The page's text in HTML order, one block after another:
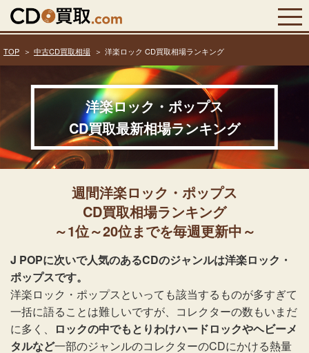
TOP 中古CD買取相場 洋楽ロック CD買取相場ランキング
洋楽ロック・ポップス
CD買取最新相場ランキング
週間洋楽ロック・ポップス
CD買取相場ランキング
～1位～20位までを毎週更新中～
J POPに次いで人気のあるCDのジャンルは洋楽ロック・
ポップスです。
洋楽ロック・ポップスといっても該当するものが多すぎて
一括に語ることは難しいですが、コレクターの数もいまだ
に多く、
ロックの中でもとりわけハードロックやヘビーメ
タルなど一部のジャンルのコレクターのCDにかける熱量